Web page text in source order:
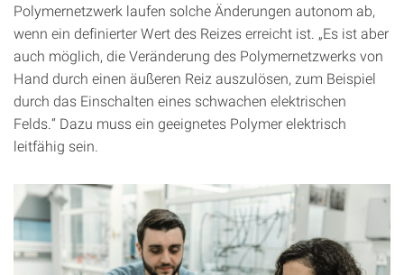
Polymernetzwerk laufen solche Änderungen autonom ab,
wenn ein definierter Wert des Reizes erreicht ist. „Es ist aber
auch möglich, die Veränderung des Polymernetzwerks von
Hand durch einen äußeren Reiz auszulösen, zum Beispiel
durch das Einschalten eines schwachen elektrischen
Felds.“ Dazu muss ein geeignetes Polymer elektrisch
leitfähig sein.